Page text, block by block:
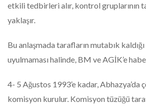
etkili tedbirleri alır, kontrol gruplarının
yaklaşır.
Bu anlaşmada tarafların mutabık
uyulmaması halinde, BM ve AGİK’e
4- 5 Ağustos 1993’e kadar, Abhazya’da
komisyon kurulur. Komisyon tüzüğü